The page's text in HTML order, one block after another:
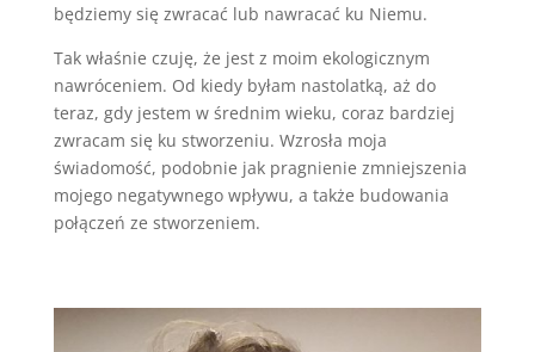
będziemy się zwracać lub nawracać ku Niemu.
Tak właśnie czuję, że jest z moim ekologicznym
nawróceniem. Od kiedy byłam nastolatką, aż do
teraz, gdy jestem w średnim wieku, coraz bardziej
zwracam się ku stworzeniu. Wzrosła moja
świadomość, podobnie jak pragnienie zmniejszenia
mojego negatywnego wpływu, a także budowania
połączeń ze stworzeniem.